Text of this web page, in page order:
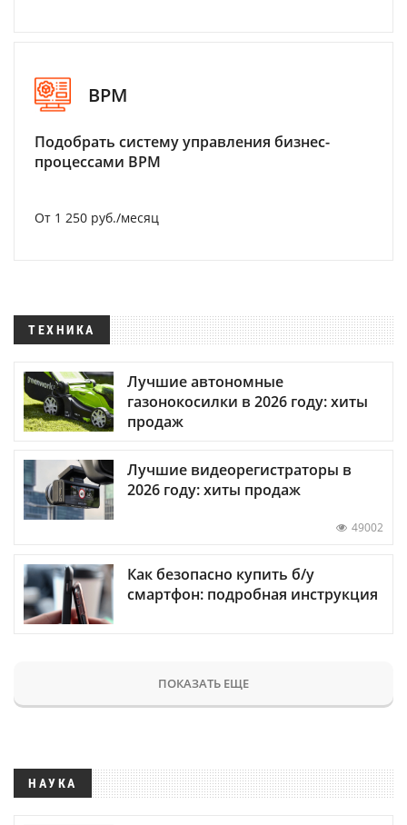
BPM
Подобрать систему управления бизнес-
процессами BPM
От 1 250 руб./месяц
ТЕХНИКА
Лучшие автономные
газонокосилки в 2026 году: хиты
продаж
Лучшие видеорегистраторы в
2026 году: хиты продаж
49002
Как безопасно купить б/у
смартфон: подробная инструкция
ПОКАЗАТЬ ЕЩЕ
НАУКА